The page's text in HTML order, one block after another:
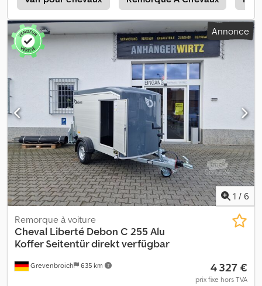
en permanence disponibles. Exemple sans engagement : CARGO
ROADSTER 900 500X200X206CM, portes latérales en aluminium,
rampe arrière, modèle PULLMANN 3500KG, 100 KM/H. Remorque à
caisse Cargoboxx Roadster 900, dimensions intérieures
496x200x206cm, poids autorisé 3500kg, châssis tandem V
Pullman II, homologuée pour 100 km/h, pneumatiques 185/65 R14,
coque en polyester noire et aérodynamique à l’avant et sur le toit,
plancher en aluminium et portes battantes à l’arrière combinées
en une rampe de chargement, porte latérale verrouillable,
éclairage intérieur, points d’arrimage, troisième feu stop, roue
jockey automatique… Largeur intérieure entre les passages de
roue : 190 cm ! Les ventes se font par téléphone aux horaires
suivants : DU LUNDI AU VENDREDI, de 8h00 à 12h30 et de 14h00 à
18h00. Ou à tout moment via notre boutique en ligne sur trailer-
shop.de. Droit d’auteur – Protection de la marque 07/26
ROADSTER900ALUPOLYBLST. Dkjdpfxozqgi Do Ah Aor
Annonce
1 / 6
Grevenbroich 635 km
Remorque à voiture
Cheval Liberté Debon C 255 Alu
Koffer Seitentür direkt verfügbar
4 327 €
prix fixe hors TVA